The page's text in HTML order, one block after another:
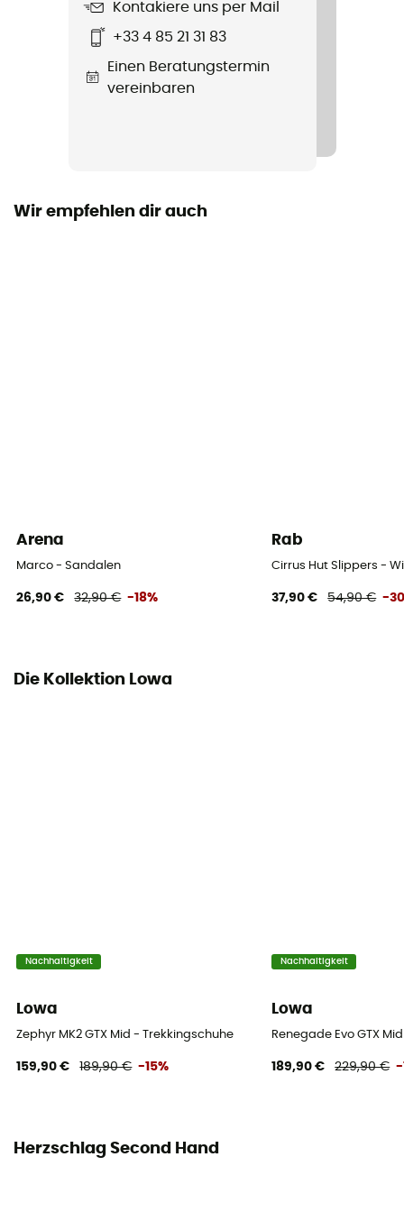
Dessus / Tige
Material
Kontakiere uns per Mail
+33 4 85 21 31 83
Einen Beratungstermin
vereinbaren
Wir empfehlen dir auch
Arena
Marco - Sandalen
26,90 € 32,90 € -18%
Rab
Cirrus Hut Slippers -
37,90 € 54,90 € -
Die Kollektion Lowa
Nachhaltigkeit
Lowa
Zephyr MK2 GTX Mid - Trekkingschuhe
159,90 € 189,90 € -15%
Nachhaltigkeit
Lowa
Renegade Evo GTX
189,90 € 229,90 € -
Herzschlag Second Hand